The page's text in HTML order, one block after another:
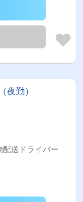
夜勤）
送ドライバー